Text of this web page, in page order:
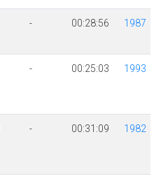
- 00:28:56 1987
- 00:25:03 1993
- 00:31:09 1982